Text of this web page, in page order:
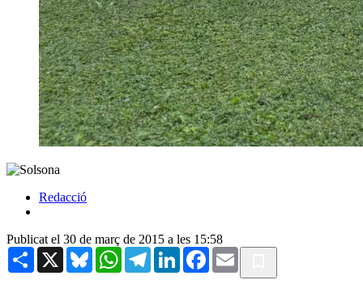
Redacció
Publicat el 30 de març de 2015 a les 15:58
Share X BlueskyWhatsAppTelegramLinkedInFacebook
Email